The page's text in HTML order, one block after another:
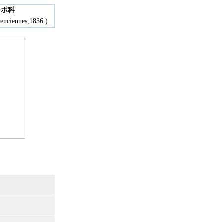
科
)